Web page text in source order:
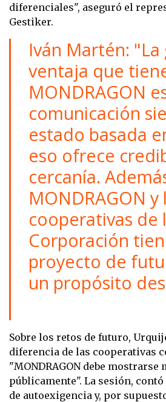
diferenciales", aseguró el
Gestiker.
Iván Martén: "La
ventaja que
MONDRAGON
comunicación
estado basada
eso ofrece
cercanía.
MONDRAGON y
cooperativas de
Corporación
proyecto de
un propósito
Sobre los retos de futuro,
diferencia de las cooperativas
"MONDRAGON debe mostrarse
públicamente". La sesión,
de autoexigencia y, por